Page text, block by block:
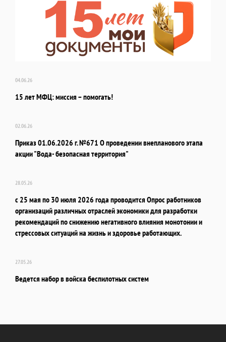
04.06.26
15 лет МФЦ: миссия – помогать!
02.06.26
Приказ 01.06.2026 г. №671 О проведении внепланового этапа
акции "Вода- безопасная территория"
28.05.26
с 25 мая по 30 июля 2026 года проводится Опрос работников
организаций различных отраслей экономики для разработки
рекомендаций по снижению негативного влияния монотонии и
стрессовых ситуаций на жизнь и здоровье работающих.
27.05.26
Ведется набор в войска беспилотных систем